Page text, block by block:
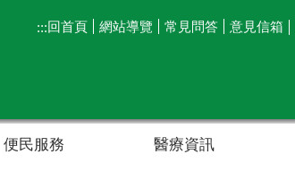
:::回首頁 網站導覽 常見問答 意見信箱
便民服務 醫療資訊